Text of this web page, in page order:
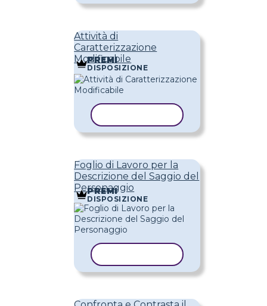
Attività di
Caratterizzazione
Modificabile
PREMI
DISPOSIZIONE
Foglio di Lavoro per la
Descrizione del Saggio del
Personaggio
PREMI
DISPOSIZIONE